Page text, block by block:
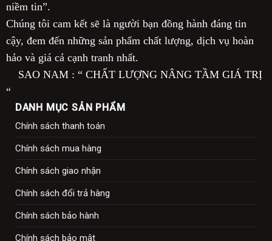
niềm tin”.
Chúng tôi cam kết sẽ là người bạn đồng hành đáng tin
cậy, đem đến những sản phẩm chất lượng, dịch vụ hoàn
hảo và giá cả cạnh tranh nhất.
SAO NAM : “ CHẤT LƯỢNG NÂNG TẦM GIÁ TRỊ
“
DANH MỤC SẢN PHẨM
Chính sách thanh toán
Chính sách mua hàng
Chính sách giao nhận
Chính sách đổi trả hàng
Chính sách bảo hành
Chính sách bảo mật